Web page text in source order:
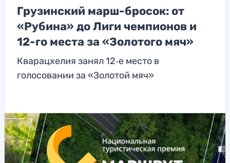
Грузинский марш-бросок: от
«Рубина» до Лиги чемпионов и
12-го места за «Золотого мяч»
Кварацхелия занял 12‑е место в
голосовании за «Золотой мяч»